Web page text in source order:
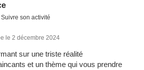
Suivre son activité
le 2 décembre 2024
sur une triste réalité
et un thème qui vous prendre